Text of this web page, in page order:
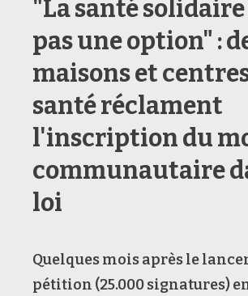
"La santé
pas une option" :
maisons et
santé réclament
l'inscription du
communautaire
loi
Quelques mois après le
pétition (25.000 signatures)